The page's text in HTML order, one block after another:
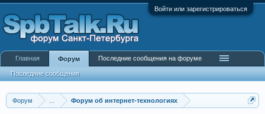
Войти или зарегистрироваться
Форум Форум об интернет-технологиях
Главная Форум
Последние сообщения
Последние сообщения на форуме